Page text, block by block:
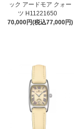
ック アードモア クォー
ツ H11221650
70,000円(税込77,000円)